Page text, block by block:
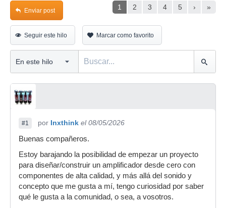
1 2 3 4 5 › »
Enviar post
Seguir este hilo Marcar como favorito
#1 por Inxthink el 08/05/2026
Buenas compañeros.
Estoy barajando la posibilidad de empezar un proyecto
para diseñar/construir un amplificador desde cero con
componentes de alta calidad, y más allá del sonido y
concepto que me gusta a mí, tengo curiosidad por saber
qué le gusta a la comunidad, o sea, a vosotros.